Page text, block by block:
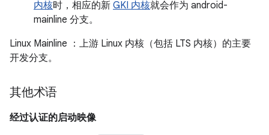
内核时，相应的新 GKI 内核就会作为 android-
mainline 分支。
Linux Mainline ：上游 Linux 内核（包括 LTS 内核）的主要
开发分支。
其他术语
经过认证的启动映像